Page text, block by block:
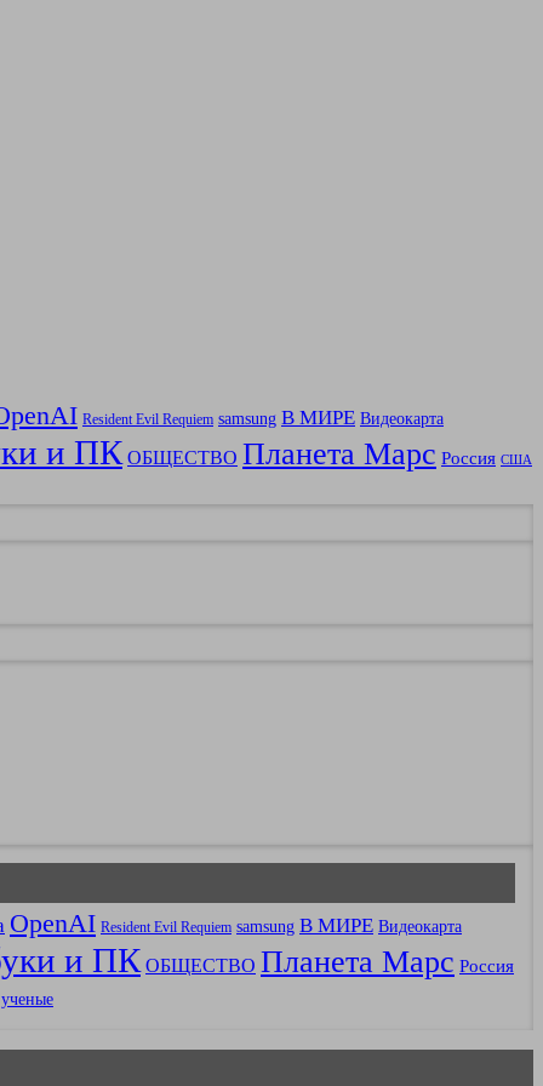
Resident Evil Requiem samsung В МИРЕ Видеокарта
и ПК ОБЩЕСТВО Планета Марс Россия США
OpenAI Resident Evil Requiem samsung В МИРЕ Видеокарта
и ПК ОБЩЕСТВО Планета Марс Россия
ученые